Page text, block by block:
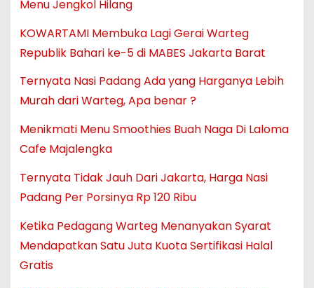
Menu Jengkol Hilang
KOWARTAMI Membuka Lagi Gerai Warteg
Republik Bahari ke-5 di MABES Jakarta Barat
Ternyata Nasi Padang Ada yang Harganya Lebih
Murah dari Warteg, Apa benar ?
Menikmati Menu Smoothies Buah Naga Di Laloma
Cafe Majalengka
Ternyata Tidak Jauh Dari Jakarta, Harga Nasi
Padang Per Porsinya Rp 120 Ribu
Ketika Pedagang Warteg Menanyakan Syarat
Mendapatkan Satu Juta Kuota Sertifikasi Halal
Gratis